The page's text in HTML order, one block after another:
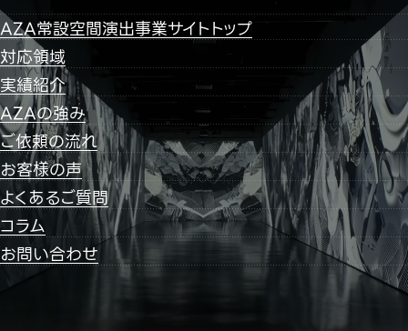
AZA常設空間演出事業サイトトップ
対応領域
実績紹介
AZAの強み
ご依頼の流れ
お客様の声
よくあるご質問
コラム
お問い合わせ